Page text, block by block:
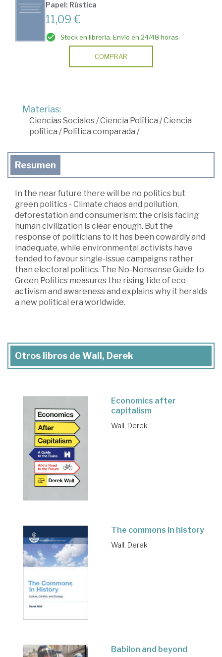
Papel: Rústica
11,09 €
Stock en librería. Envío en 24/48 horas
COMPRAR
Materias:
Ciencias Sociales/Ciencia Política /Ciencia
política /Política comparada /
Resumen
In the near future there will be no politics but
green politics - Climate chaos and pollution,
deforestation and consumerism: the crisis facing
human civilization is clear enough. But the
response of politicians to it has been cowardly and
inadequate, while environmental activists have
tended to favour single-issue campaigns rather
than electoral politics. The No-Nonsense Guide to
Green Politics measures the rising tide of eco-
activism and awareness and explains why it heralds
a new political era worldwide.
Otros libros de Wall, Derek
Economics after
capitalism
Wall, Derek
The commons in history
Wall, Derek
Babilon and beyond